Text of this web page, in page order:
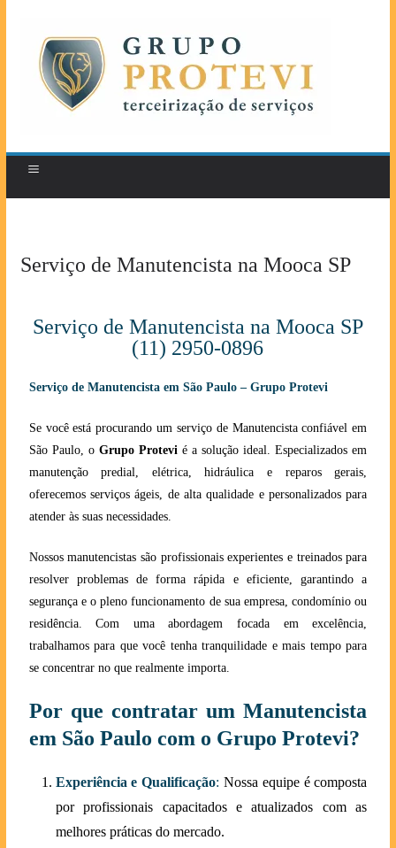
Serviço de Manutencista na Mooca SP
Serviço de Manutencista na Mooca SP
(11) 2950-0896
Serviço de Manutencista em São Paulo – Grupo Protevi
Se você está procurando um serviço de Manutencista confiável em
São Paulo, o Grupo Protevié a solução ideal. Especializados em
manutenção predial, elétrica, hidráulica e reparos gerais,
oferecemos serviços ágeis, de alta qualidade e personalizados para
atender às suas necessidades.
Nossos manutencistas são profissionais experientes e treinados para
resolver problemas de forma rápida e eficiente, garantindo a
segurança e o pleno funcionamento de sua empresa, condomínio ou
residência. Com uma abordagem focada em excelência,
trabalhamos para que você tenha tranquilidade e mais tempo para
se concentrar no que realmente importa.
Por que contratar um Manutencista
em São Paulo com o Grupo Protevi?
Experiência e Qualificação: Nossa equipe é composta
por profissionais capacitados e atualizados com as
melhores práticas do mercado.